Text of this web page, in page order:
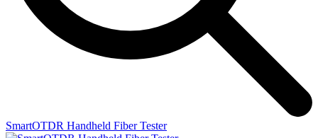
SmartOTDR Handheld Fiber Tester